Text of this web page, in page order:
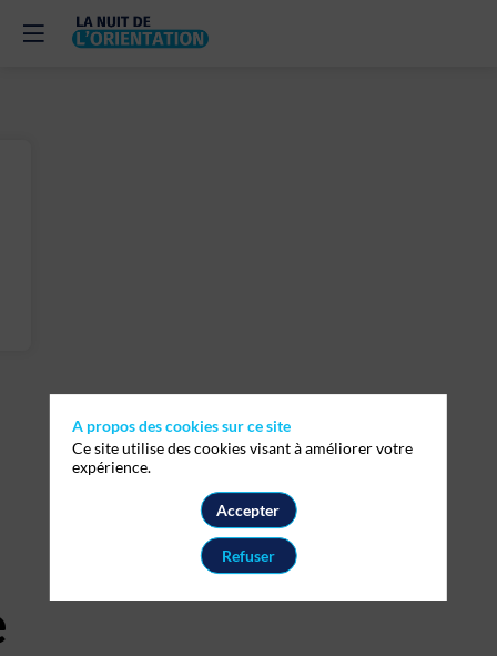
A propos des cookies sur ce site
Ce site utilise des cookies visant à améliorer votre
expérience.
Accepter
Refuser